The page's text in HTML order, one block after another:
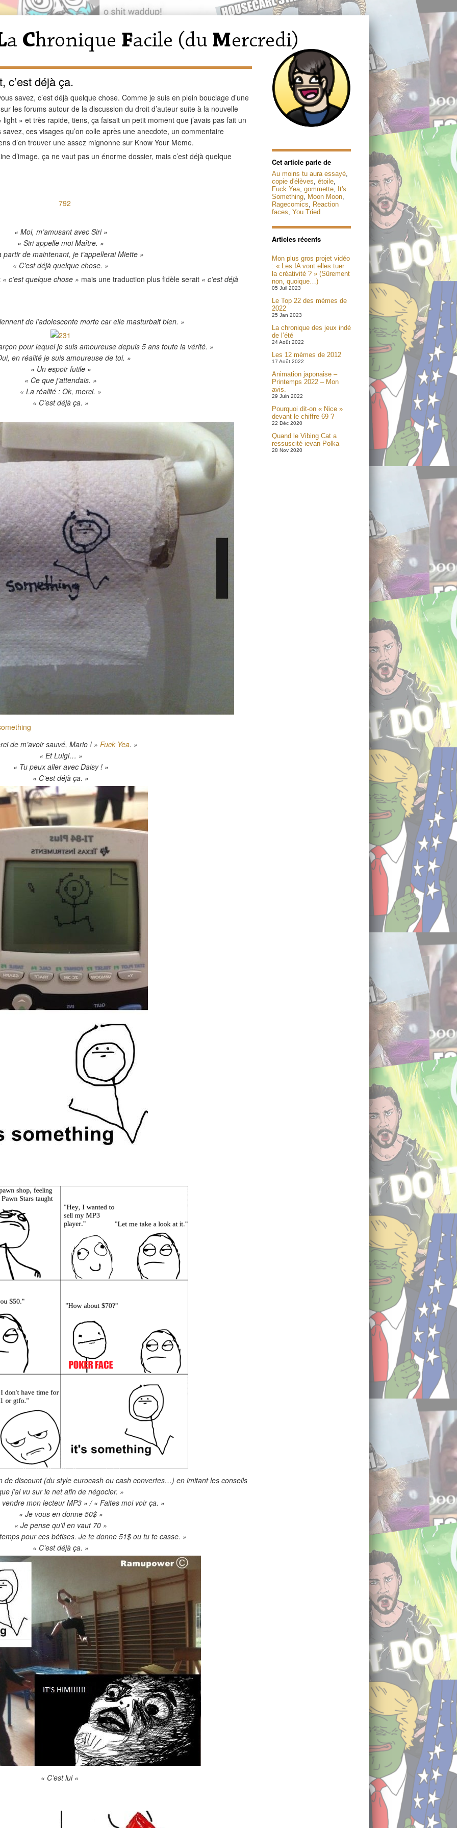
c’est déjà ça.
savez, c’est déjà quelque chose. Comme je suis en plein bouclage d’une
les forums autour de la discussion du droit d’auteur suite à la nouvelle
» et très rapide, tiens, ça faisait un petit moment que j’avais pas fait un
ces visages qu’on colle après une anecdote, un commentaire
d’en trouver une assez mignonne sur Know Your Meme.
d’image, ça ne vaut pas un énorme dossier, mais c’est déjà quelque
« Moi, m’amusant avec Siri »
« Siri appelle moi Maître. »
partir de maintenant, je t’appellerai Miette »
« C’est déjà quelque chose. »
« c’est quelque chose » mais une traduction plus fidèle serait « c’est déjà
de l’adolescente morte car elle masturbait bien. »
pour lequel je suis amoureuse depuis 5 ans toute la vérité. »
en réalité je suis amoureuse de toi. »
« Un espoir futile »
« Ce que j’attendais. »
« La réalité : Ok, merci. »
« C’est déjà ça. »
de m’avoir sauvé, Mario ! » Fuck Yea. »
« Et Luigi… »
« Tu peux aller avec Daisy ! »
« C’est déjà ça. »
de discount (du style eurocash ou cash convertes…) en imitant les conseils
j’ai vu sur le net afin de négocier. »
mon lecteur MP3 » / « Faites moi voir ça. »
« Je vous en donne 50$ »
« Je pense qu’il en vaut 70 »
pour ces bétises. Je te donne 51$ ou tu te casse. »
« C’est déjà ça. »
« C’est lui «
Cet article parle de
Au moins tu aura essayé,
copie d'élèves, étoile,
Fuck Yea, gommette, It's
Something, Moon Moon,
Ragecomics, Reaction
faces, You Tried
Articles récents
Mon plus gros projet vidéo
: « Les IA vont elles tuer
la créativité ? » (Sûrement
non, quoique…)
05 Juil 2023
Le Top 22 des mèmes de
2022
25 Jan 2023
La chronique des jeux indé
de l’été
24 Août 2022
Les 12 mèmes de 2012
17 Août 2022
Animation japonaise –
Printemps 2022 – Mon
avis.
29 Juin 2022
Pourquoi dit-on « Nice »
devant le chiffre 69 ?
22 Déc 2020
Quand le Vibing Cat a
ressuscité ievan Polka
28 Nov 2020